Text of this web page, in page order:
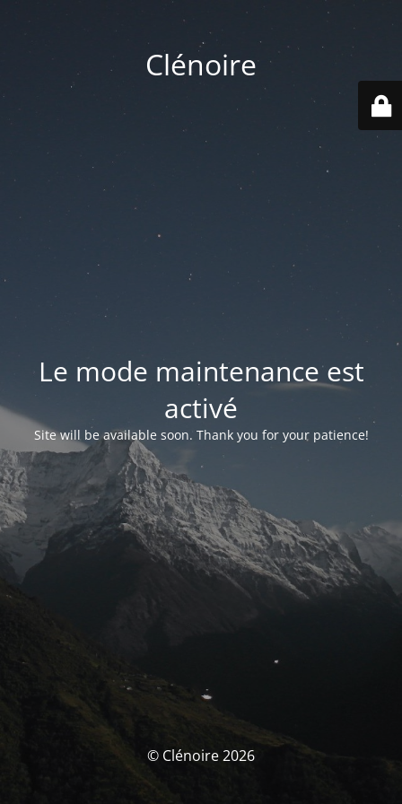
Clénoire
Le mode maintenance est
activé
Site will be available soon. Thank you for your patience!
© Clénoire 2026